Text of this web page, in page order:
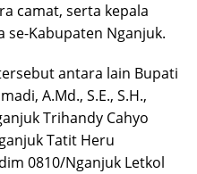
camat, serta kepala
se-Kabupaten Nganjuk.
antara lain Bupati
A.Md., S.E., S.H.,
Trihandy Cahyo
Tatit Heru
0810/Nganjuk Letkol